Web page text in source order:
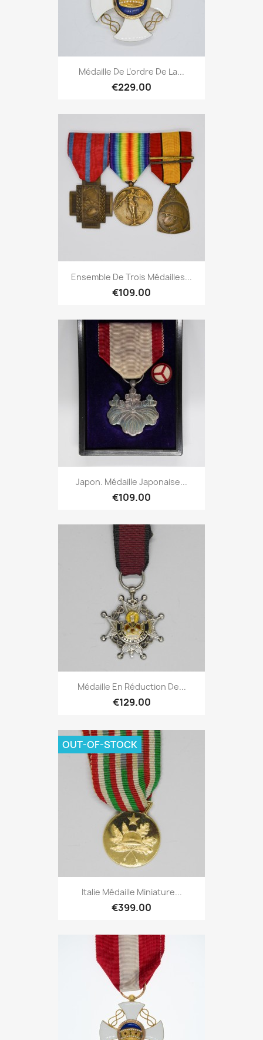
Médaille De L’ordre De La...
€229.00
Ensemble De Trois Médailles...
€109.00
Japon. Médaille Japonaise...
€109.00
Médaille En Réduction De...
€129.00
Italie Médaille Miniature...
€399.00
OUT-OF-STOCK